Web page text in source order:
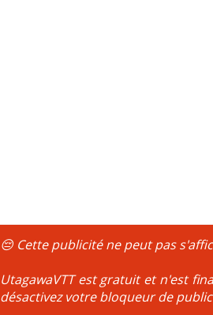
😔 Cette publicité ne peut pas
UtagawaVTT est gratuit et n'est
désactivez votre bloqueur de